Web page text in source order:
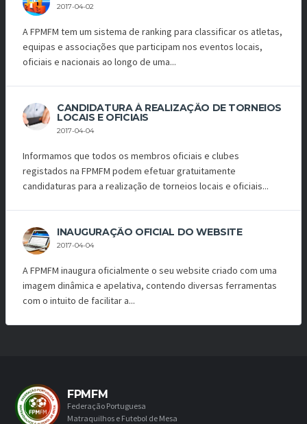
2017-04-02
A FPMFM tem um sistema de ranking para classificar os atletas,
equipas e associações que participam nos eventos locais,
oficiais e nacionais ao longo de uma...
CANDIDATURA À REALIZAÇÃO DE TORNEIOS
LOCAIS E OFICIAIS
2017-04-04
Informamos que todos os membros oficiais e clubes
registados na FPMFM podem efetuar gratuitamente
candidaturas para a realização de torneios locais e oficiais...
INAUGURAÇÃO OFICIAL DO WEBSITE
2017-04-04
A FPMFM inaugura oficialmente o seu website criado com uma
imagem dinâmica e apelativa, contendo diversas ferramentas
com o intuito de facilitar a...
FPMFM
Federação Portuguesa
Matraquilhos e Futebol de Mesa